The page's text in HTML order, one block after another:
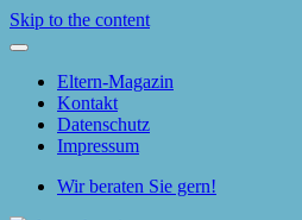
Skip to the content
Eltern-Magazin
Kontakt
Datenschutz
Impressum
Wir beraten Sie gern!